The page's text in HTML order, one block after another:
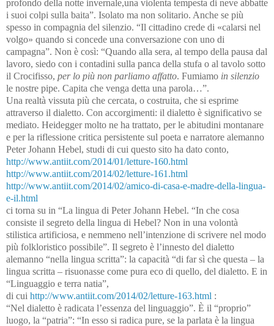
profondo della notte invernale,una violenta tempesta di neve abbatte
i suoi colpi sulla baita”. Isolato ma non solitario. Anche se più
spesso in compagnia del silenzio. “Il cittadino crede di «calarsi nel
volgo» quando si concede una conversazione con uno di
campagna”. Non è così: “Quando alla sera, al tempo della pausa dal
lavoro, siedo con i contadini sulla panca della stufa o al tavolo sotto
il Crocifisso, per lo più non parliamo affatto. Fumiamo in silenzio
le nostre pipe. Capita che venga detta una parola…”.
Una realtà vissuta più che cercata, o costruita, che si esprime
attraverso il dialetto. Con accorgimenti: il dialetto è significativo se
mediato. Heidegger molto ne ha trattato, per le abitudini montanare
e per la riflessione critica persistente sul poeta e narratore alemanno
Peter Johann Hebel, studi di cui questo sito ha dato conto,
http://www.antiit.com/2014/01/letture-160.html
http://www.antiit.com/2014/02/letture-161.html
http://www.antiit.com/2014/02/amico-di-casa-e-madre-della-lingua-
e-il.html
ci torna su in “La lingua di Peter Johann Hebel. “In che cosa
consiste il segreto della lingua di Hebel? Non in una volontà
stilistica artificiosa, e nemmeno nell’intenzione di scrivere nel modo
più folkloristico possibile”. Il segreto è l’innesto del dialetto
alemanno “nella lingua scritta”: la capacità “di far sì che questa – la
lingua scritta – risuonasse come pura eco di quello, del dialetto. E in
“Linguaggio e terra natia”,
di cui http://www.antiit.com/2014/02/letture-163.html :
“Nel dialetto è radicata l’essenza del linguaggio”. È il “proprio”
luogo, la “patria”: “In esso si radica pure, se la parlata è la lingua